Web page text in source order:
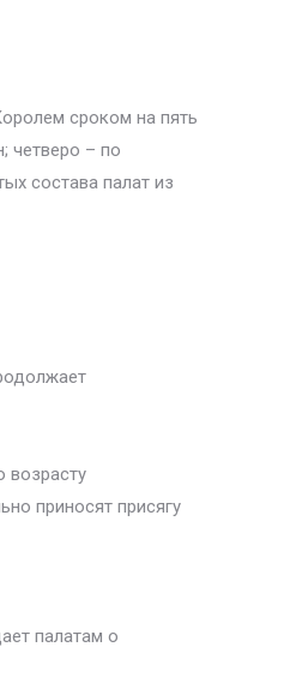
сроком на пять
четверо – по
состава палат из
возрасту
приносят присягу
палатам о